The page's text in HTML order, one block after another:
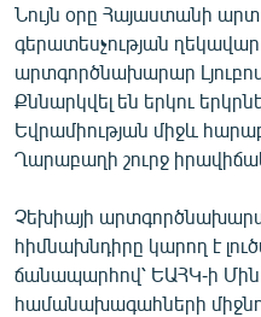
Նույն օրը Հայաստանի
գերատեսչության
արտգործնախարար
Քննարկվել են երկու
Եվրամիության միջև
Ղարաբաղի շուրջ
Չեխիայի
հիմնախնդիրը կարող է
ճանապարհով՝ ԵԱՀԿ-ի
համանախագահների